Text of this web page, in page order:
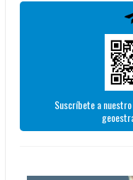
Suscríbete a